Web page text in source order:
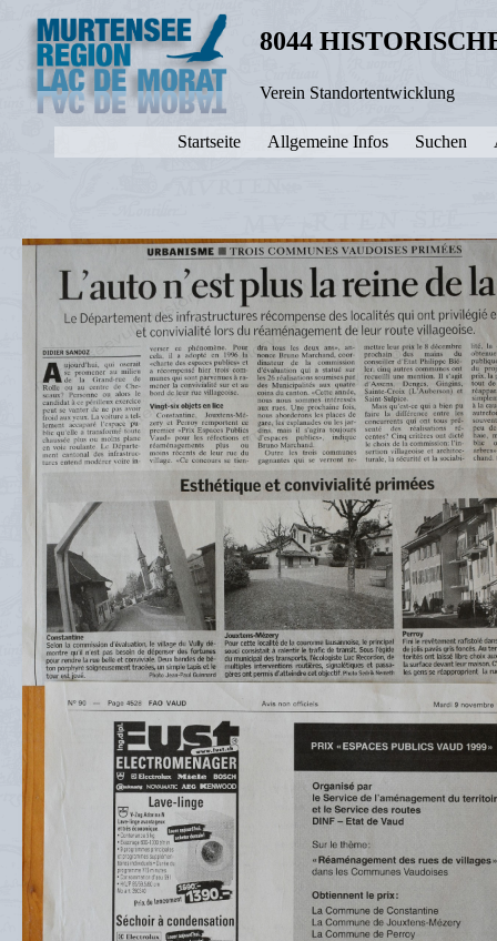
8044
Verein Standortentwicklung
Startseite Allgemeine Infos Suchen